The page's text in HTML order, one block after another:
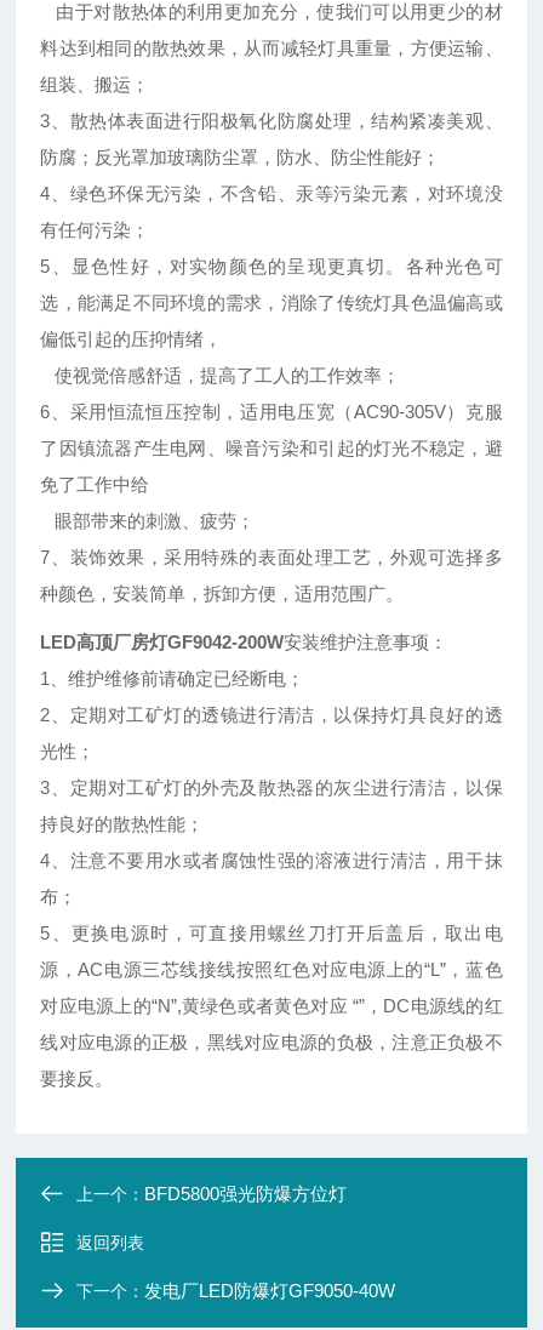
由于对散热体的利用更加充分，使我们可以用更少的材
料达到相同的散热效果，从而减轻灯具重量，方便运输、
组装、搬运；
3、散热体表面进行阳极氧化防腐处理，结构紧凑美观、
防腐；反光罩加玻璃防尘罩，防水、防尘性能好；
4、绿色环保无污染，不含铅、汞等污染元素，对环境没
有任何污染；
5、显色性好，对实物颜色的呈现更真切。各种光色可
选，能满足不同环境的需求，消除了传统灯具色温偏高或
偏低引起的压抑情绪，
使视觉倍感舒适，提高了工人的工作效率；
6、采用恒流恒压控制，适用电压宽（AC90-305V）克服
了因镇流器产生电网、噪音污染和引起的灯光不稳定，避
免了工作中给
眼部带来的刺激、疲劳；
7、装饰效果，采用特殊的表面处理工艺，外观可选择多
种颜色，安装简单，拆卸方便，适用范围广。
LED高顶厂房灯GF9042-200W安装维护注意事项：
1、维护维修前请确定已经断电；
2、定期对工矿灯的透镜进行清洁，以保持灯具良好的透
光性；
3、定期对工矿灯的外壳及散热器的灰尘进行清洁，以保
持良好的散热性能；
4、注意不要用水或者腐蚀性强的溶液进行清洁，用干抹
布；
5、更换电源时，可直接用螺丝刀打开后盖后，取出电
源，AC电源三芯线接线按照红色对应电源上的“L”，蓝色
对应电源上的“N”,黄绿色或者黄色对应 “”，DC电源线的红
线对应电源的正极，黑线对应电源的负极，注意正负极不
要接反。
上一个： BFD5800强光防爆方位灯
返回列表
下一个： 发电厂LED防爆灯GF9050-40W